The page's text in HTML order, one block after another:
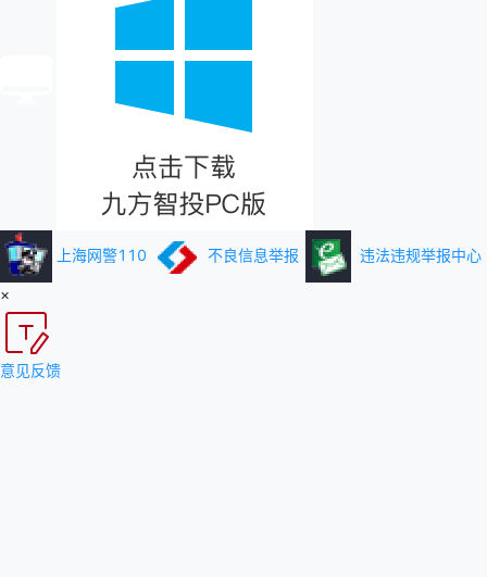
上海网警110 不良信息举报 违法违规举报中心
×
意见反馈